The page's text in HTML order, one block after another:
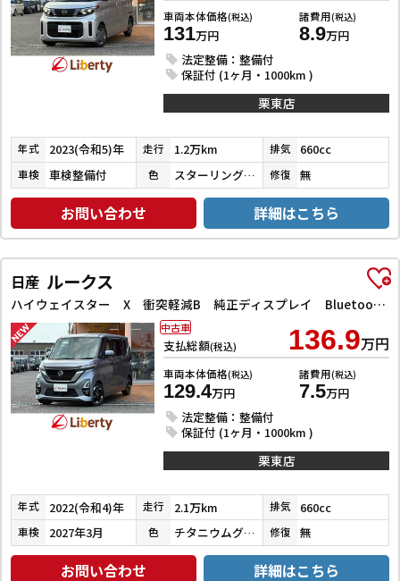
車両本体価格(税込)
131万円
諸費用(税込)
8.9万円
法定整備：整備付
保証付 (1ヶ月・1000km )
栗東店
年式 2023(令和5)年 走行 1.2万km 排気 660cc
車検 車検整備付 色 スターリングシルバーメタリック 修復 無
お問い合わせ 詳細はこちら
日産 ルークス
ハイウェイスター X 衝突軽減B 純正ディスプレイ Bluetooth対応 アラウンドビューモニター ETC 両側自動ドア LEDヘッドライト フォグライト スマートキー プッシュスタート アイドリングストップ オートエア
支払総額(税込) 136.9万円
車両本体価格(税込)
129.4万円
諸費用(税込)
7.5万円
法定整備：整備付
保証付 (1ヶ月・1000km )
中古車
栗東店
年式 2022(令和4)年 走行 2.1万km 排気 660cc
車検 2027年3月 色 チタニウムグレーメタリック 修復 無
お問い合わせ 詳細はこちら